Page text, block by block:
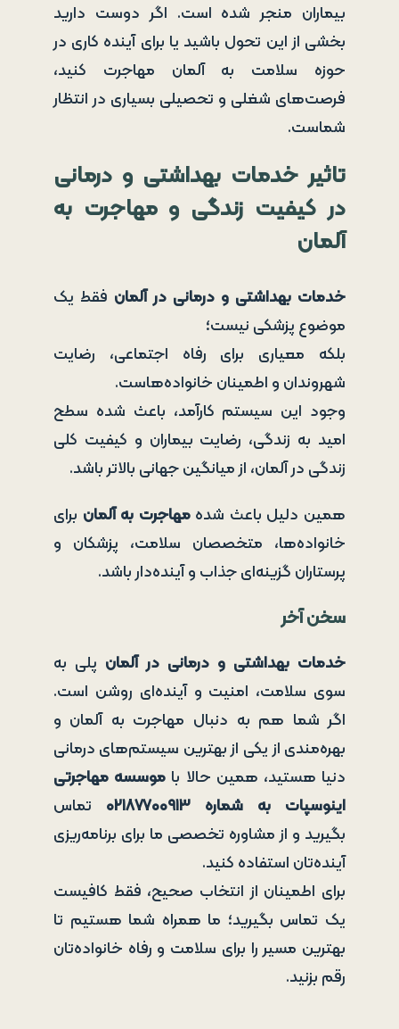
بیماران منجر شده است. اگر دوست دارید
بخشی از این تحول باشید یا برای آینده کاری در
حوزه سلامت به آلمان مهاجرت کنید،
فرصت‌های شغلی و تحصیلی بسیاری در انتظار
شماست.
تاثیر خدمات بهداشتی و درمانی
در کیفیت زندگی و مهاجرت به
آلمان
خدمات بهداشتی و درمانی در آلمان فقط یک
موضوع پزشکی نیست؛
بلکه معیاری برای رفاه اجتماعی، رضایت
شهروندان و اطمینان خانواده‌هاست.
وجود این سیستم کارآمد، باعث شده سطح
امید به زندگی، رضایت بیماران و کیفیت کلی
زندگی در آلمان، از میانگین جهانی بالاتر باشد.
همین دلیل باعث شدهمهاجرت به آلمان برای
خانواده‌ها، متخصصان سلامت، پزشکان و
پرستاران گزینه‌ای جذاب و آینده‌دار باشد.
سخن آخر
خدمات بهداشتی و درمانی در آلمان پلی به
سوی سلامت، امنیت و آینده‌ای روشن است.
اگر شما هم به دنبال مهاجرت به آلمان و
بهره‌مندی از یکی از بهترین سیستم‌های درمانی
دنیا هستید، همین حالا با موسسه مهاجرتی
اینوسپات به شماره۰۲۱۸۷۷۰۰۹۱۳ تماس
بگیرید و از مشاوره تخصصی ما برای برنامه‌ریزی
آینده‌تان استفاده کنید.
برای اطمینان از انتخاب صحیح، فقط کافیست
یک تماس بگیرید؛ ما همراه شما هستیم تا
بهترین مسیر را برای سلامت و رفاه خانواده‌تان
رقم بزنید.